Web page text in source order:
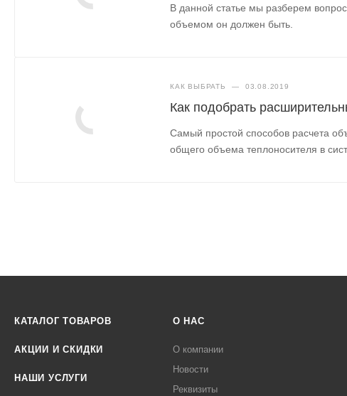
В данной статье мы разберем
объемом он должен быть.
КАК ВЫБРАТЬ — 03.08.2019
Как подобрать
Самый простой способов расчета
общего объема теплоносителя в
КАТАЛОГ ТОВАРОВ
АКЦИИ И СКИДКИ
НАШИ УСЛУГИ
О НАС
О компании
Новости
Реквизиты